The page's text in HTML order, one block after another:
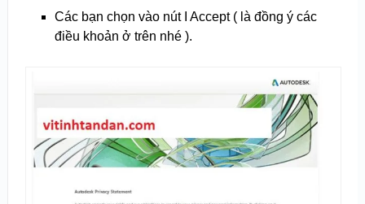
Các bạn chọn vào nút I Accept ( là đồng ý các
điều khoản ở trên nhé ).